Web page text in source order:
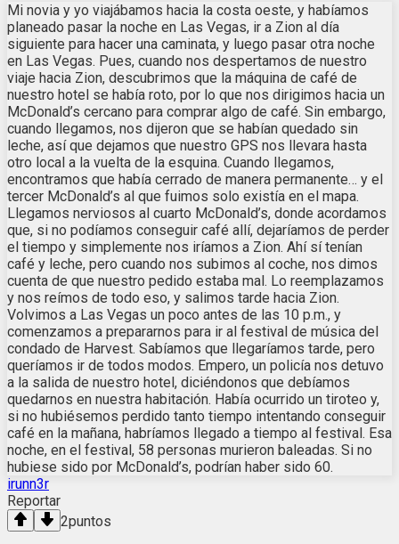
Mi novia y yo viajábamos hacia la costa oeste, y habíamos
planeado pasar la noche en Las Vegas, ir a Zion al día
siguiente para hacer una caminata, y luego pasar otra noche
en Las Vegas. Pues, cuando nos despertamos de nuestro
viaje hacia Zion, descubrimos que la máquina de café de
nuestro hotel se había roto, por lo que nos dirigimos hacia un
McDonald’s cercano para comprar algo de café. Sin embargo,
cuando llegamos, nos dijeron que se habían quedado sin
leche, así que dejamos que nuestro GPS nos llevara hasta
otro local a la vuelta de la esquina. Cuando llegamos,
encontramos que había cerrado de manera permanente… y el
tercer McDonald’s al que fuimos solo existía en el mapa.
Llegamos nerviosos al cuarto McDonald’s, donde acordamos
que, si no podíamos conseguir café allí, dejaríamos de perder
el tiempo y simplemente nos iríamos a Zion. Ahí sí tenían
café y leche, pero cuando nos subimos al coche, nos dimos
cuenta de que nuestro pedido estaba mal. Lo reemplazamos
y nos reímos de todo eso, y salimos tarde hacia Zion.
Volvimos a Las Vegas un poco antes de las 10 p.m., y
comenzamos a prepararnos para ir al festival de música del
condado de Harvest. Sabíamos que llegaríamos tarde, pero
queríamos ir de todos modos. Empero, un policía nos detuvo
a la salida de nuestro hotel, diciéndonos que debíamos
quedarnos en nuestra habitación. Había ocurrido un tiroteo y,
si no hubiésemos perdido tanto tiempo intentando conseguir
café en la mañana, habríamos llegado a tiempo al festival. Esa
noche, en el festival, 58 personas murieron baleadas. Si no
hubiese sido por McDonald’s, podrían haber sido 60.
irunn3r
Reportar
2puntos